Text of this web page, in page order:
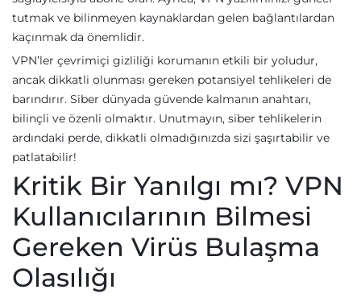
tutmak ve bilinmeyen kaynaklardan gelen bağlantılardan
kaçınmak da önemlidir.
VPN’ler çevrimiçi gizliliği korumanın etkili bir yoludur,
ancak dikkatli olunması gereken potansiyel tehlikeleri de
barındırır. Siber dünyada güvende kalmanın anahtarı,
bilinçli ve özenli olmaktır. Unutmayın, siber tehlikelerin
ardındaki perde, dikkatli olmadığınızda sizi şaşırtabilir ve
patlatabilir!
Kritik Bir Yanılgı mı? VPN
Kullanıcılarının Bilmesi
Gereken Virüs Bulaşma
Olasılığı